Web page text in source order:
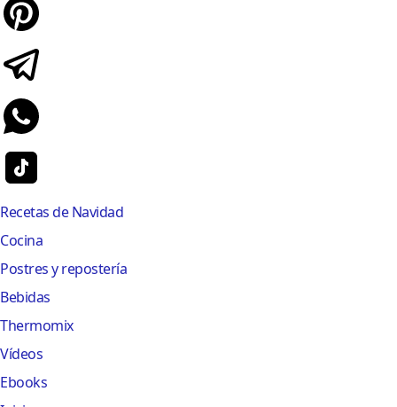
Recetas de Navidad
Cocina
Postres y repostería
Bebidas
Thermomix
Vídeos
Ebooks